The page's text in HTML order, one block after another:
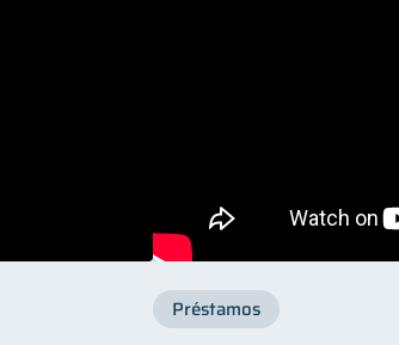
Préstamos